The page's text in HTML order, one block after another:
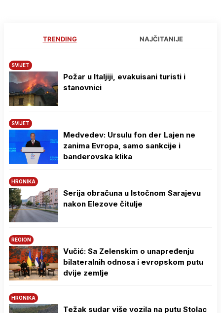
TRENDING NAJČITANIJE
SVIJET
Požar u Italjiji, evakuisani turisti i
stanovnici
SVIJET
Medvedev: Ursulu fon der Lajen ne
zanima Evropa, samo sankcije i
banderovska klika
HRONIKA
Serija obračuna u Istočnom Sarajevu
nakon Elezove čitulje
REGION
Vučić: Sa Zelenskim o unapređenju
bilateralnih odnosa i evropskom putu
dvije zemlje
HRONIKA
Težak sudar više vozila na putu Stolac